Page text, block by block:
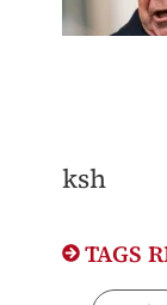
ksh
TAGS